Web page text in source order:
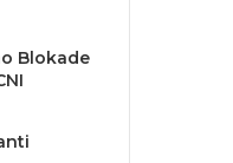
Blokade